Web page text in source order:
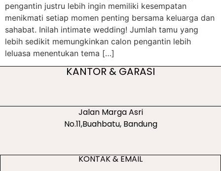
pengantin justru lebih ingin memiliki kesempatan
menikmati setiap momen penting bersama keluarga dan
sahabat. Inilah intimate wedding! Jumlah tamu yang
lebih sedikit memungkinkan calon pengantin lebih
leluasa menentukan tema […]
KANTOR & GARASI
Jalan Marga Asri
No.11,Buahbatu, Bandung
KONTAK & EMAIL